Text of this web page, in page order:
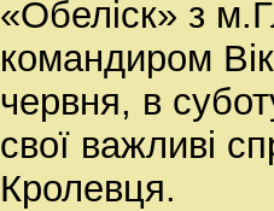
«Обеліск» з
командиром
червня, в
свої важливі
Кролевця.